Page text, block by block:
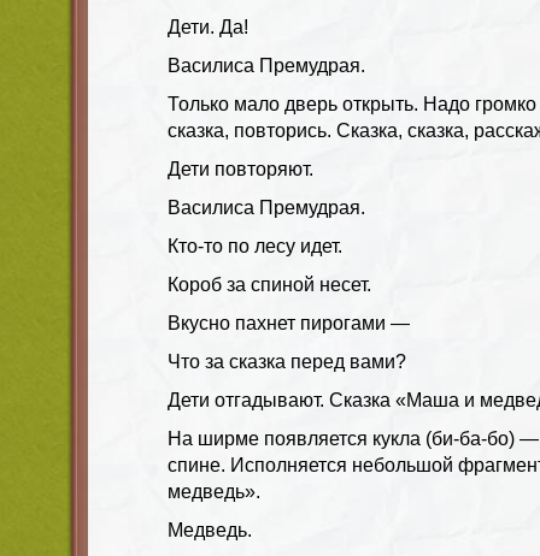
Дети. Да!
Василиса Премудрая.
Только мало дверь открыть. Надо громко
сказка, повторись. Сказка, сказка,
Дети повторяют.
Василиса Премудрая.
Кто-то по лесу идет.
Короб за спиной несет.
Вкусно пахнет пирогами —
Что за сказка перед вами?
Дети отгадывают. Сказка «Маша и
На ширме появляется кукла (би-ба-бо)
спине. Исполняется небольшой
медведь».
Медведь.